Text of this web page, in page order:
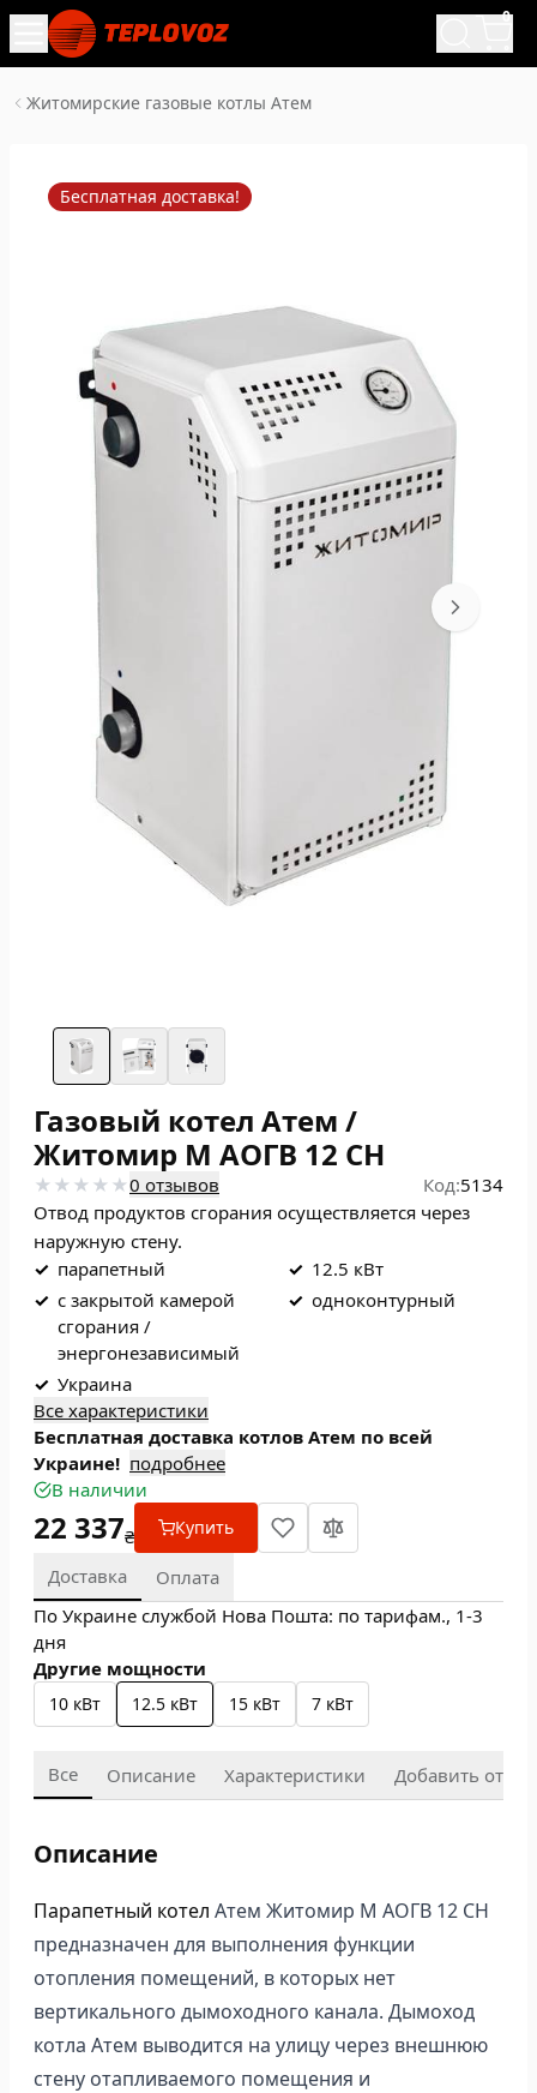
0
Житомирские газовые котлы Атем
Бесплатная доставка!
Газовый котел Атем /
Житомир М АОГВ 12 СН
0 отзывов Код:5134
Отвод продуктов сгорания осуществляется через
наружную стену.
✓ парапетный ✓ 12.5 кВт
✓ с закрытой камерой
сгорания /
энергонезависимый
✓ одноконтурный
✓ Украина
Все характеристики
Бесплатная доставка котлов Атем по всей
Украине! подробнее
В наличии
22 337₴ Купить
Доставка
Оплата
По Украине службой Нова Пошта: по тарифам., 1-3
дня
Другие мощности
10 кВт 12.5 кВт 15 кВт 7 кВт
Все Описание Характеристики Добавить отзыв
Описание
Парапетный котел Атем Житомир М АОГВ 12 СН
предназначен для выполнения функции
отопления помещений, в которых нет
вертикального дымоходного канала. Дымоход
котла Атем выводится на улицу через внешнюю
стену отапливаемого помещения и